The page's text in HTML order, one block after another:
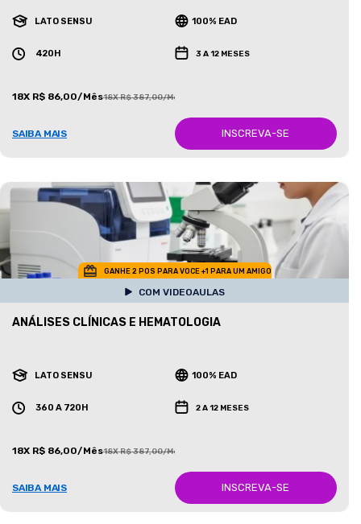
LATO SENSU 100% EAD
420H 3 A 12 MESES
18X R$ 86,00/Mês18X R$ 387,00/Mês
SAIBA MAIS INSCREVA-SE
GANHE 2 POS PARA VOCE +1 PARA UM AMIGO
COM VIDEOAULAS
ANÁLISES CLÍNICAS E HEMATOLOGIA
LATO SENSU 100% EAD
360 A 720H 2 A 12 MESES
18X R$ 86,00/Mês18X R$ 387,00/Mês
SAIBA MAIS INSCREVA-SE